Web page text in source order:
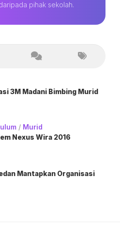
pihak sekolah.
3M Madani Bimbing Murid
/ Murid
Nexus Wira 2016
Mantapkan Organisasi